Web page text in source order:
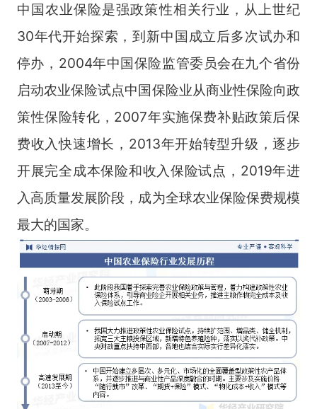
中国农业保险是强政策性相关行业，从上世纪
30年代开始探索，到新中国成立后多次试办和
停办，2004年中国保险监管委员会在九个省份
启动农业保险试点中国保险业从商业性保险向政
策性保险转化，2007年实施保费补贴政策后保
费收入快速增长，2013年开始转型升级，逐步
开展完全成本保险和收入保险试点，2019年进
入高质量发展阶段，成为全球农业保险保费规模
最大的国家。